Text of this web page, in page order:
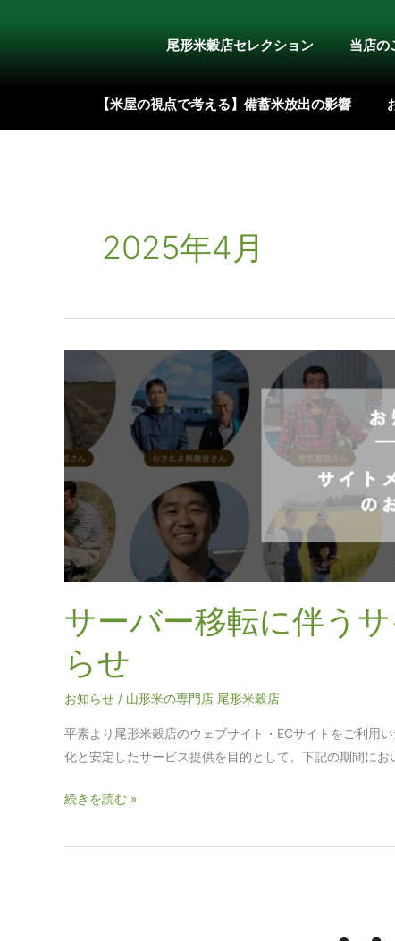
尾形米穀店セレクション 当店の
【米屋の視点で考える】備蓄米放出の影響
2025年4月
サーバー移転に伴う
らせ
お知らせ / 山形米の専門店 尾形米穀店
平素より尾形米穀店のウェブサイト・ECサイトをご利用
化と安定したサービス提供を目的として、下記の期間に
ー
バ
移
に
伴
う
サ
ト
ン
ナ
ン
ス
お
ら
続きを読む »